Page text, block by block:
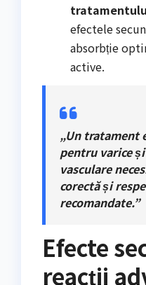
efectele
absorbție
active.
„Un tratament
pentru varice
vasculare
corectă și
recomandate.”
Efecte
reacții